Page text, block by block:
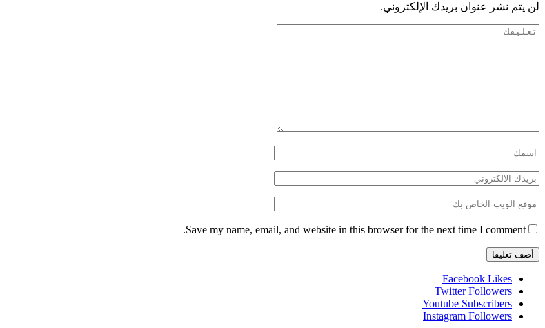
لن يتم نشر عنوان بريدك الإلكتروني.
Save my name, email, and website in this browser for the next time I comment.
Facebook Likes
Twitter Followers
Youtube Subscribers
Instagram Followers